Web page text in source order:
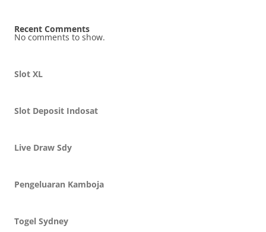
Recent Comments
No comments to show.
Slot XL
Slot Deposit Indosat
Live Draw Sdy
Pengeluaran Kamboja
Togel Sydney